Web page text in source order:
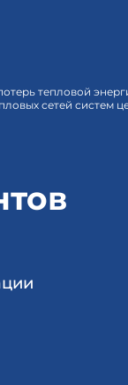
тепловой
сетей систем